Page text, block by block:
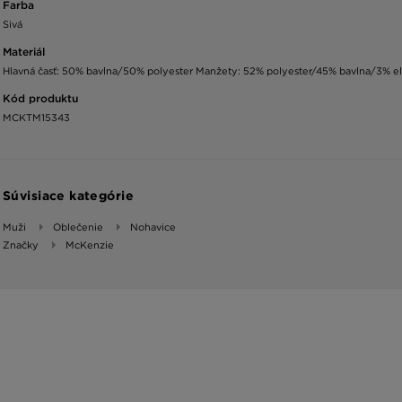
Farba
Sivá
Materiál
Hlavná časť: 50% bavlna/50% polyester Manžety: 52% polyester/45% bavlna/3%
Kód produktu
MCKTM15343
Súvisiace kategórie
Muži Oblečenie
Nohavice
Značky
McKenzie